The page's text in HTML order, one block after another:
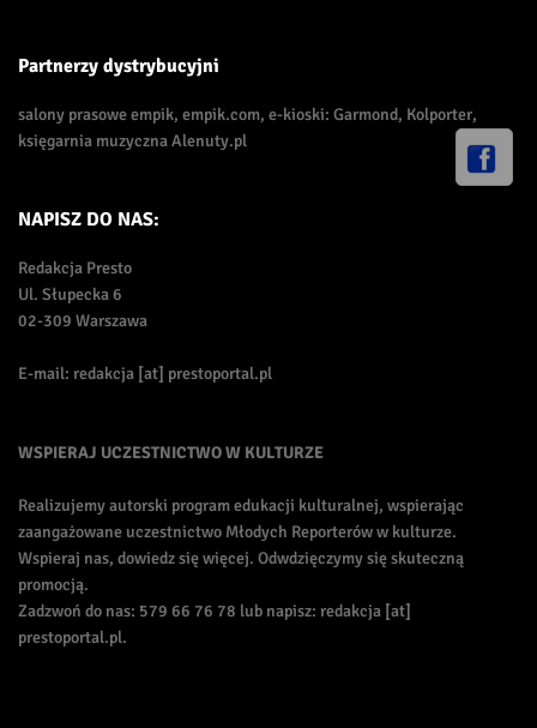
Partnerzy dystrybucyjni
salony prasowe empik, empik.com, e-kioski: Garmond, Kolporter,
księgarnia muzyczna Alenuty.pl
NAPISZ DO NAS:
Redakcja Presto
Ul. Słupecka 6
02-309 Warszawa
E-mail: redakcja [at] prestoportal.pl
WSPIERAJ UCZESTNICTWO W KULTURZE
Realizujemy autorski program edukacji kulturalnej, wspierając
zaangażowane uczestnictwo Młodych Reporterów w kulturze.
Wspieraj nas, dowiedz się więcej. Odwdzięczymy się skuteczną
promocją.
Zadzwoń do nas: 579 66 76 78 lub napisz: redakcja [at]
prestoportal.pl.